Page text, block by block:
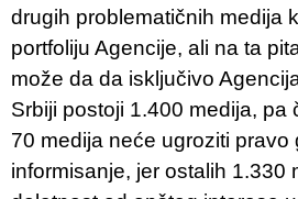
drugih problematičnih medija
portfoliju Agencije, ali na ta
može da da isključivo
Srbiji postoji 1.400 medija, pa
70 medija neće ugroziti pravo
informisanje, jer ostalih 1.330